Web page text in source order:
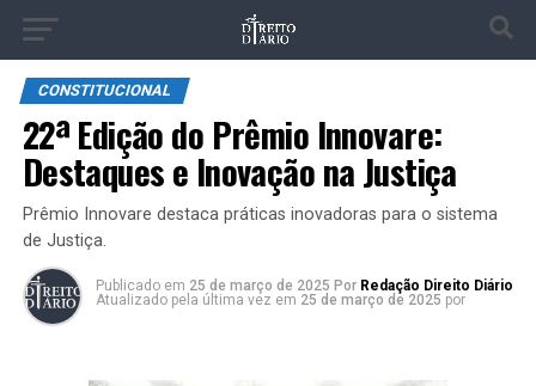
CONSTITUCIONAL
22ª Edição do Prêmio Innovare:
Destaques e Inovação na Justiça
Prêmio Innovare destaca práticas inovadoras para o sistema
de Justiça.
Publicado em 25 de março de 2025 Por Redação Direito Diário
Atualizado pela última vez em 25 de março de 2025 por